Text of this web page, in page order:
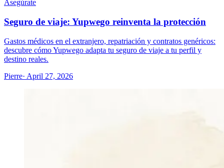
Asegúrate
Seguro de viaje: Yupwego reinventa la protección
Gastos médicos en el extranjero, repatriación y contratos genéricos:
descubre cómo Yupwego adapta tu seguro de viaje a tu perfil y
destino reales.
Pierre· April 27, 2026